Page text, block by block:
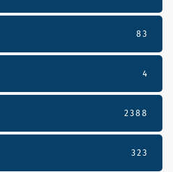
83
4
2388
323